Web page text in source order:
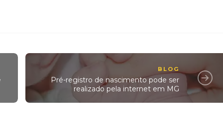
BLOG
Pré-registro de nascimento pode ser
realizado pela internet em MG